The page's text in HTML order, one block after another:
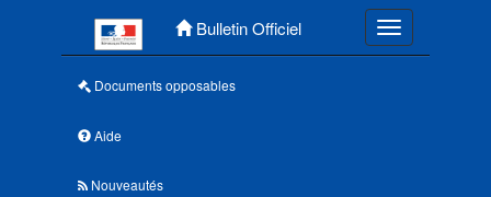
Bulletin Officiel Toggle
Documents opposables
Aide
Nouveautés